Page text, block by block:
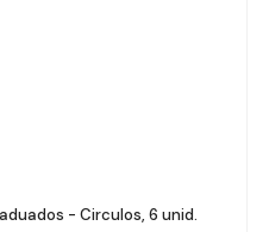
- Circulos, 6 unid.